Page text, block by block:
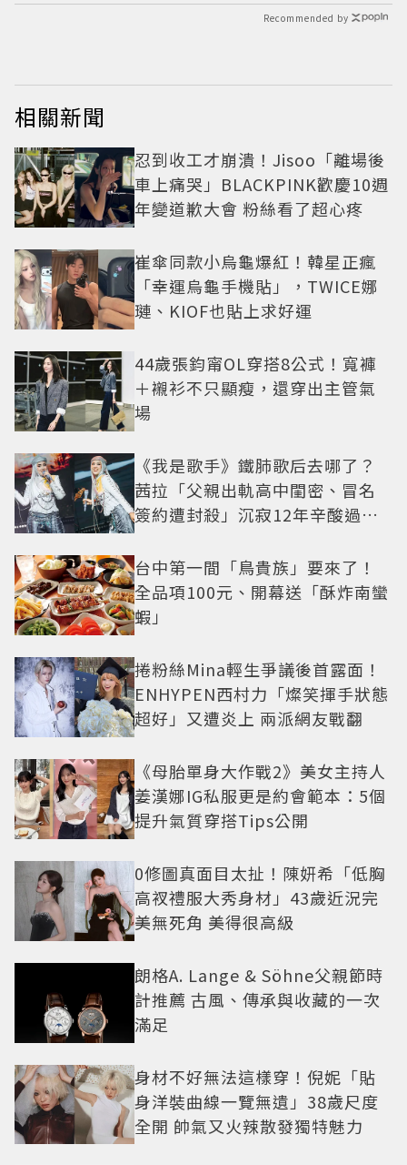
Recommended by
相關新聞
忍到收工才崩潰！Jisoo「離場後
車上痛哭」BLACKPINK歡慶10週
年變道歉大會 粉絲看了超心疼
崔傘同款小烏龜爆紅！韓星正瘋
「幸運烏龜手機貼」，TWICE娜
璉、KIOF也貼上求好運
44歲張鈞甯OL穿搭8公式！寬褲
＋襯衫不只顯瘦，還穿出主管氣
場
《我是歌手》鐵肺歌后去哪了？
茜拉「父親出軌高中閨密、冒名
簽約遭封殺」沉寂12年辛酸過往
台中第一間「鳥貴族」要來了！
全品項100元、開幕送「酥炸南蠻
蝦」
捲粉絲Mina輕生爭議後首露面！
ENHYPEN西村力「燦笑揮手狀態
超好」又遭炎上 兩派網友戰翻
《母胎單身大作戰2》美女主持人
姜漢娜IG私服更是約會範本：5個
提升氣質穿搭Tips公開
0修圖真面目太扯！陳妍希「低胸
高衩禮服大秀身材」43歲近況完
美無死角 美得很高級
朗格A. Lange & Söhne父親節時
計推薦 古風、傳承與收藏的一次
滿足
身材不好無法這樣穿！倪妮「貼
身洋裝曲線一覽無遺」38歲尺度
全開 帥氣又火辣散發獨特魅力